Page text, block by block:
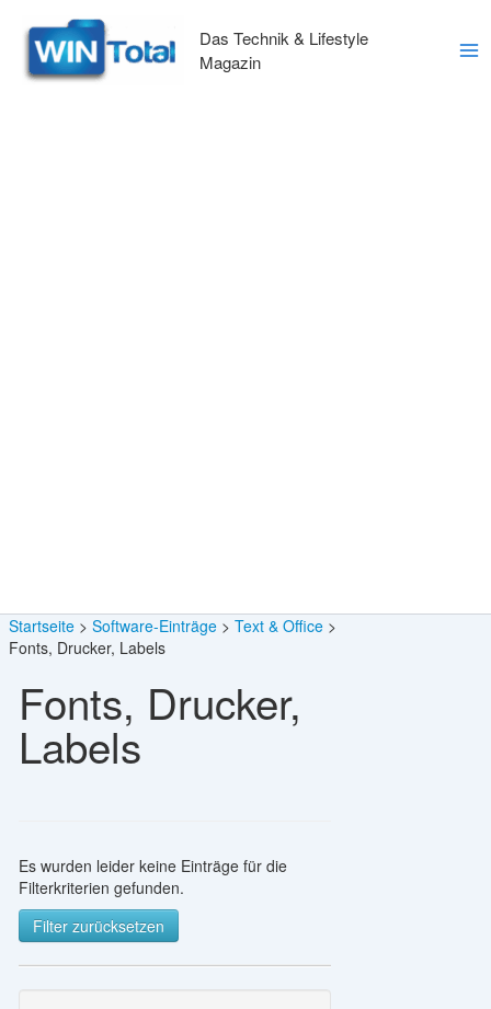
Inhalt
springen
Das Technik & Lifestyle
Magazin
Startseite Software-Einträge
Text & Office
Fonts, Drucker, Labels
Fonts, Drucker,
Labels
Es wurden leider keine Einträge für die
Filterkriterien gefunden.
Filter zurücksetzen